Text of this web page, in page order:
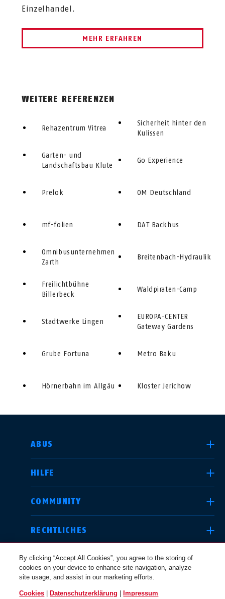
Einzelhandel.
MEHR ERFAHREN
WEITERE REFERENZEN
Rehazentrum Vitrea
Garten- und
Landschaftsbau Klute
Prelok
mf-folien
Omnibusunternehmen
Zarth
Freilichtbühne
Billerbeck
Stadtwerke Lingen
Grube Fortuna
Hörnerbahn im Allgäu
Sicherheit hinter den
Kulissen
Go Experience
OM Deutschland
DAT Backhus
Breitenbach-Hydraulik
Waldpiraten-Camp
EUROPA-CENTER
Gateway Gardens
Metro Baku
Kloster Jerichow
ABUS
HILFE
COMMUNITY
RECHTLICHES
LAND AUSWÄHLEN
Deutschland
Canada Österreich
By clicking “Accept All Cookies”, you agree to the storing of
cookies on your device to enhance site navigation, analyze
site usage, and assist in our marketing efforts.
Cookies Datenschutzerklärung Impressum